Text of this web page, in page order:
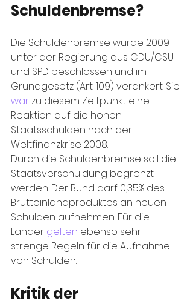
Schuldenbremse?
Die Schuldenbremse wurde 2009
unter der Regierung aus CDU/CSU
und SPD beschlossen und im
Grundgesetz (Art. 109) verankert. Sie
war zu diesem Zeitpunkt eine
Reaktion auf die hohen
Staatsschulden nach der
Weltfinanzkrise 2008.
Durch die Schuldenbremse soll die
Staatsverschuldung begrenzt
werden. Der Bund darf 0,35% des
Bruttoinlandproduktes an neuen
Schulden aufnehmen. Für die
Länder gelten ebenso sehr
strenge Regeln für die Aufnahme
von Schulden.
Kritik der